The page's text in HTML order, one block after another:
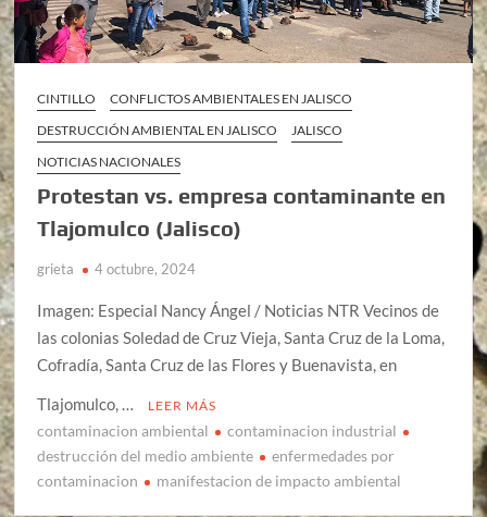
CINTILLO
CONFLICTOS AMBIENTALES EN JALISCO
DESTRUCCIÓN AMBIENTAL EN JALISCO
JALISCO
NOTICIAS NACIONALES
Protestan vs. empresa contaminante en
Tlajomulco (Jalisco)
grieta 4 octubre, 2024
Imagen: Especial Nancy Ángel / Noticias NTR Vecinos de
las colonias Soledad de Cruz Vieja, Santa Cruz de la Loma,
Cofradía, Santa Cruz de las Flores y Buenavista, en
Tlajomulco, …
LEER MÁS
contaminacion ambiental
contaminacion industrial
destrucción del medio ambiente
enfermedades por
contaminacion
manifestacion de impacto ambiental